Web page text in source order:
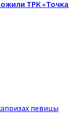
ТРК
певицы